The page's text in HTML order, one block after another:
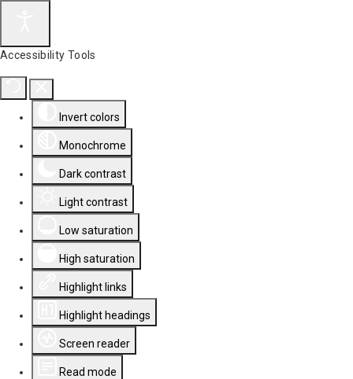
Accessibility Tools
Invert colors
Monochrome
Dark contrast
Light contrast
Low saturation
High saturation
Highlight links
Highlight headings
Screen reader
Read mode